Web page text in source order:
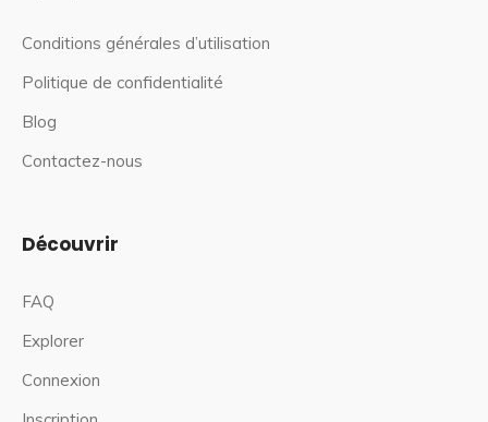
Conditions générales d’utilisation
Politique de confidentialité
Blog
Contactez-nous
Découvrir
FAQ
Explorer
Connexion